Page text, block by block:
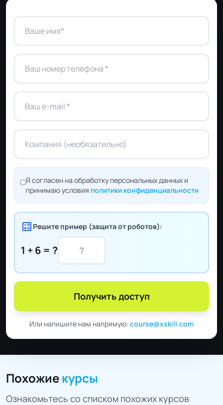
Я согласен на обработку персональных данных и
принимаю условия политики конфиденциальности
calculate Решите пример (защита от роботов):
1 + 6 = ?
Получить доступ
Или напишите нам напрямую: course@xskill.com
Похожиекурсы
Ознакомьтесь со списком похожих курсов